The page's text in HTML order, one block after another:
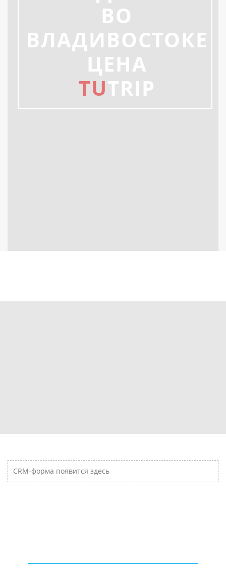
ВО
ВЛАДИВОСТОКЕ
ЦЕНА
TUTRIP
CRM-форма появится здесь